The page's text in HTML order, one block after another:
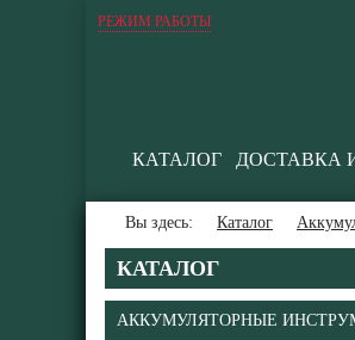
РЕЖИМ РАБОТЫ
КАТАЛОГ ДОСТАВКА
Вы здесь: Каталог
КАТАЛОГ
АККУМУЛЯТОРНЫЕ